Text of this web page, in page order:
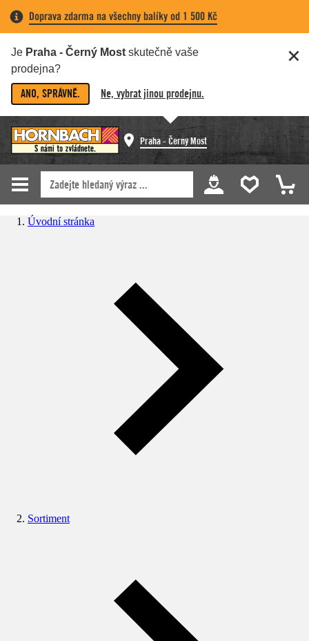
Doprava zdarma na všechny balíky od 1 500 Kč
Je Praha - Černý Most skutečně vaše
prodejna?
ANO, SPRÁVNĚ. Ne, vybrat jinou prodejnu.
Praha - Černý Most
Úvodní stránka
Sortiment